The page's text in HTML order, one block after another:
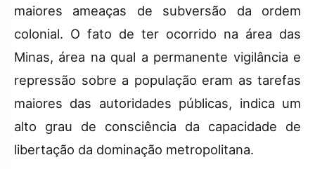
maiores ameaças de subversão da ordem
colonial. O fato de ter ocorrido na área das
Minas, área na qual a permanente vigilância e
repressão sobre a população eram as tarefas
maiores das autoridades públicas, indica um
alto grau de consciência da capacidade de
libertação da dominação metropolitana.